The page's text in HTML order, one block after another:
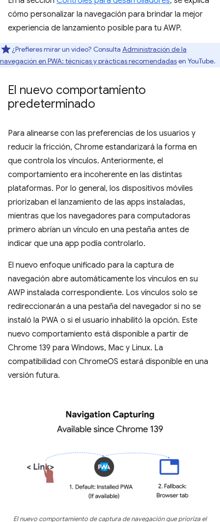
cómo personalizar la navegación para brindar la mejor
experiencia de lanzamiento posible para tu AWP.
¿Prefieres mirar un video? Consulta Administración de la
navegación en PWA: técnicas y prácticas recomendadasen YouTube.
El nuevo comportamiento
predeterminado
Para alinearse con las preferencias de los usuarios y
reducir la fricción, Chrome estandarizará la forma en
que controla los vínculos. Anteriormente, el
comportamiento era incoherente en las distintas
plataformas. Por lo general, los dispositivos móviles
priorizaban el lanzamiento de las apps instaladas,
mientras que los navegadores para computadoras
primero abrían un vínculo en una pestaña antes de
indicar que una app podía controlarlo.
El nuevo enfoque unificado para la captura de
navegación abre automáticamente los vínculos en su
AWP instalada correspondiente. Los vínculos solo se
redireccionarán a una pestaña del navegador si no se
instaló la PWA o si el usuario inhabilitó la opción. Este
nuevo comportamiento está disponible a partir de
Chrome 139 para Windows, Mac y Linux. La
compatibilidad con ChromeOS estará disponible en una
versión futura.
El nuevo comportamiento de captura de navegación que prioriza el